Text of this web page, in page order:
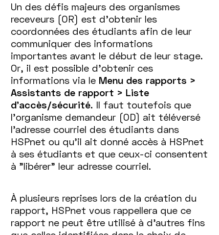
Un des défis majeurs des organismes
receveurs (OR) est d’obtenir les
coordonnées des étudiants afin de leur
communiquer des informations
importantes avant le début de leur stage.
Or, il est possible d'obtenir ces
informations via le Menu des rapports >
Assistants de rapport > Liste
d’accès/sécurité. Il faut toutefois que
l’organisme demandeur (OD) ait téléversé
l’adresse courriel des étudiants dans
HSPnet ou qu'il ait donné accès à HSPnet
à ses étudiants et que ceux-ci consentent
à "libérer" leur adresse courriel.
À plusieurs reprises lors de la création du
rapport, HSPnet vous rappellera que ce
rapport ne peut être utilisé à d’autres fins